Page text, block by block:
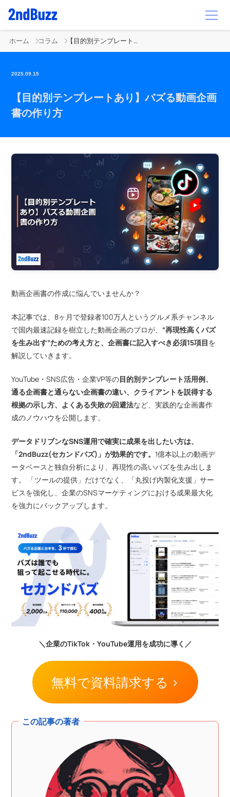
ホーム コラム 【目的別テンプレートあり】バズる動画企画書の作り方
2025.09.15
【目的別テンプレートあり】バズる動画企画
書の作り方
動画企画書の作成に悩んでいませんか？
本記事では、8ヶ月で登録者100万人というグルメ系チャンネル
で国内最速記録を樹立した動画企画のプロが、 “再現性高くバズ
を生み出す”ための考え方と、企画書に記入すべき必須15項目を
解説していきます。
YouTube・SNS広告・企業VP等の目的別テンプレート活用例、
通る企画書と通らない企画書の違い、クライアントを説得する
根拠の示し方、よくある失敗の回避法など、実践的な企画書作
成のノウハウを公開します。
データドリブンなSNS運用で確実に成果を出したい方は、
「2ndBuzz(セカンドバズ)」が効果的です。1億本以上の動画デ
ータベースと独自分析により、再現性の高いバズを生み出しま
す。 「ツールの提供」だけでなく、「丸投げ内製化支援」サー
ビスを強化し、企業のSNSマーケティングにおける成果最大化
を強力にバックアップします。
＼企業のTikTok・YouTube運用を成功に導く／
無料で資料請求する >
この記事の著者